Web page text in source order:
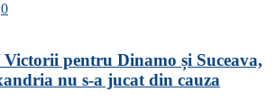
0
pentru Dinamo și Suceava,
nu s-a jucat din cauza